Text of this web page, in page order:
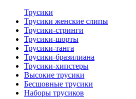
Трусики
Трусики женские слипы
Трусики-стринги
Трусики-шорты
Трусики-танга
Трусики-бразилиана
Трусики-хипстеры
Высокие трусики
Бесшовные трусики
Наборы трусиков